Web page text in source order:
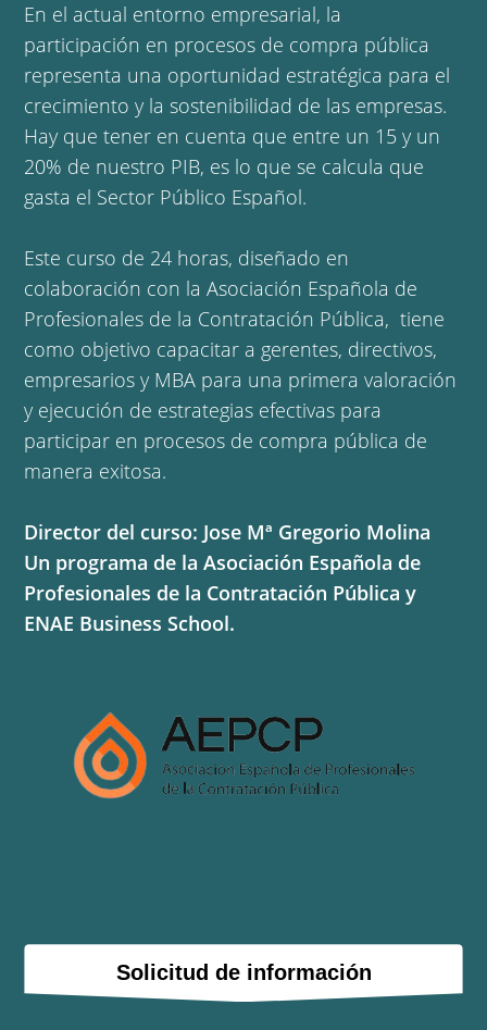
En el actual entorno empresarial, la
participación en procesos de compra pública
representa una oportunidad estratégica para el
crecimiento y la sostenibilidad de las empresas.
Hay que tener en cuenta que entre un 15 y un
20% de nuestro PIB, es lo que se calcula que
gasta el Sector Público Español.
Este curso de 24 horas, diseñado en
colaboración con la Asociación Española de
Profesionales de la Contratación Pública, tiene
como objetivo capacitar a gerentes, directivos,
empresarios y MBA para una primera valoración
y ejecución de estrategias efectivas para
participar en procesos de compra pública de
manera exitosa.
Director del curso: Jose Mª Gregorio Molina
Un programa de la Asociación Española de
Profesionales de la Contratación Pública y
ENAE Business School.
Solicitud de información